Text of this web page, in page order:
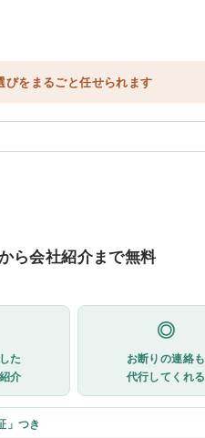
びをまるごと任せられます
ら会社紹介まで無料
た
介
◎
お断りの連絡も
代行してくれる
」つき